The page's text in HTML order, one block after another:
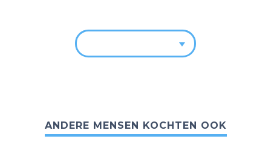
ANDERE MENSEN KOCHTEN OOK